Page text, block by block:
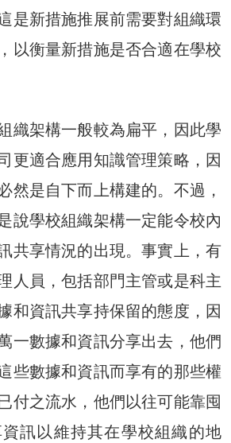
是新措施推展前需要對組織環
以衡量新措施是否合適在學校
織架構一般較為扁平，因此學
更適合應用知識管理策略，因
然是自下而上構建的。不過，
說學校組織架構一定能令校內
共享情況的出現。事實上，有
人員，包括部門主管或是科主
和資訊共享持保留的態度，因
一數據和資訊分享出去，他們
些數據和資訊而享有的那些權
付之流水，他們以往可能靠囤
訊以維持其在學校組織的地